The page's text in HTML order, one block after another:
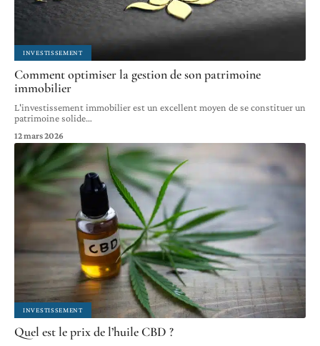
INVESTISSEMENT
Comment optimiser la gestion de son patrimoine
immobilier
L'investissement immobilier est un excellent moyen de se constituer un
patrimoine solide…
12 mars 2026
INVESTISSEMENT
Quel est le prix de l’huile CBD ?